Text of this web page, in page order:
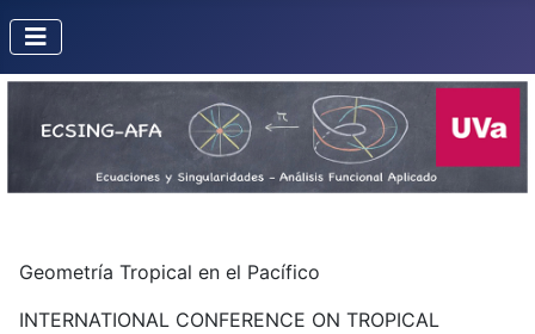
Geometría Tropical en el Pacífico
INTERNATIONAL CONFERENCE ON TROPICAL